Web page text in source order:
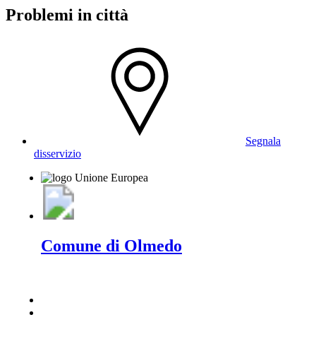
Problemi in città
Segnala
disservizio
Comune di Olmedo